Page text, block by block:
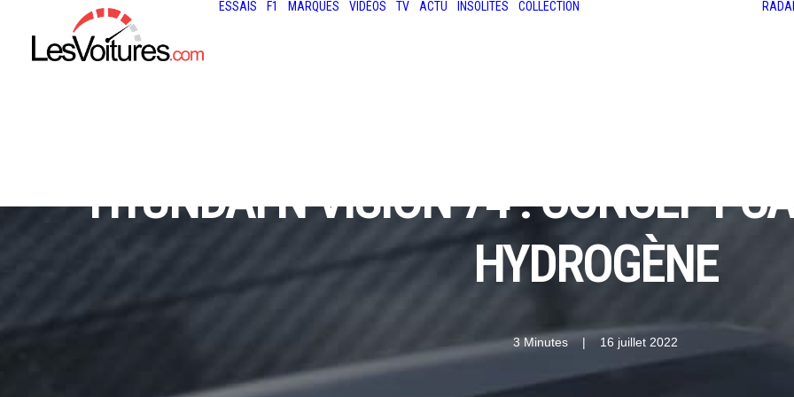
ESSAIS F1 MARQUES VIDÉOS TV ACTU INSOLITES COLLECTION
HYUNDAI N VISION 74 : CONCEPT-
HYDROGÈNE
3 Minutes | 16 juillet 2022